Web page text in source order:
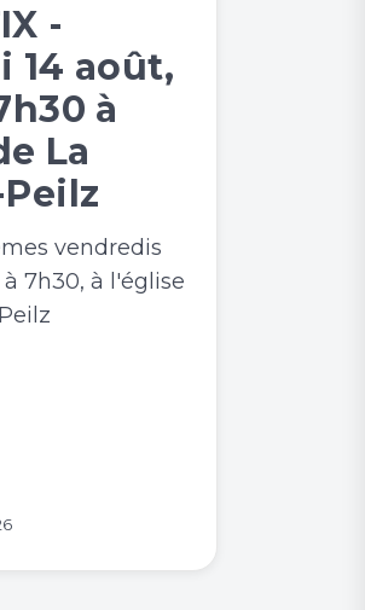
-
14 août,
à
La
vendredis
7h30, à l'église